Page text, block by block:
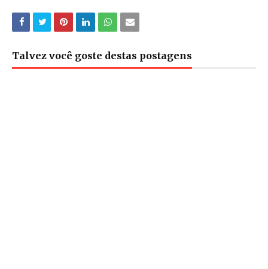
Talvez você goste destas postagens